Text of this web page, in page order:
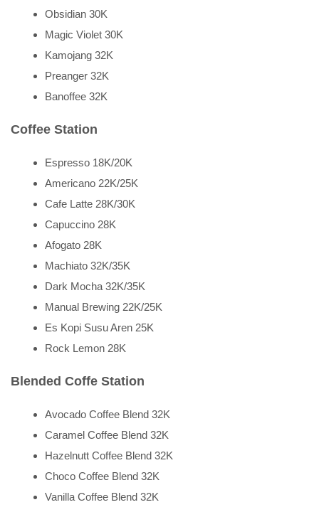
Obsidian 30K
Magic Violet 30K
Kamojang 32K
Preanger 32K
Banoffee 32K
Coffee Station
Espresso 18K/20K
Americano 22K/25K
Cafe Latte 28K/30K
Capuccino 28K
Afogato 28K
Machiato 32K/35K
Dark Mocha 32K/35K
Manual Brewing 22K/25K
Es Kopi Susu Aren 25K
Rock Lemon 28K
Blended Coffe Station
Avocado Coffee Blend 32K
Caramel Coffee Blend 32K
Hazelnutt Coffee Blend 32K
Choco Coffee Blend 32K
Vanilla Coffee Blend 32K